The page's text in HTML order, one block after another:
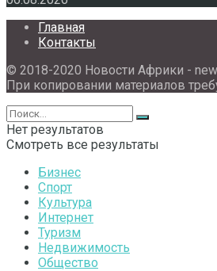
Главная
Контакты
© 2018-2020 Новости Африки -
При копировании материалов
Нет результатов
Смотреть все результаты
Бизнес
Спорт
Культура
Интернет
Туризм
Недвижимость
Общество